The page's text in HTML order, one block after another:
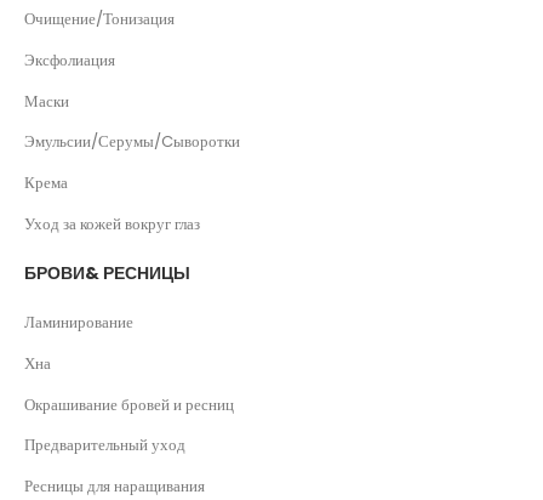
Очищение/Тонизация
Эксфолиация
Маски
Эмульсии/Серумы/Cыворотки
Крема
Уход за кожей вокруг глаз
БРОВИ& РЕСНИЦЫ
Ламинирование
Хна
Окрашивание бровей и ресниц
Предварительный уход
Ресницы для наращивания